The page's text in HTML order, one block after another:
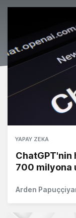
YAPAY ZEKA
ChatGPT'nin
700 milyona
Arden